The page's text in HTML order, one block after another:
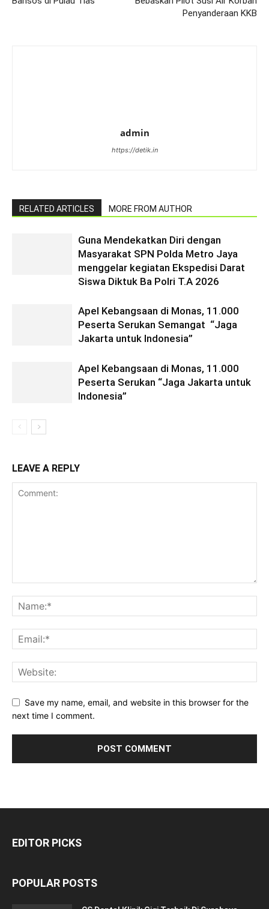
Penyanderaan KKB
admin
https://detik.in
RELATED ARTICLES MORE FROM AUTHOR
Guna Mendekatkan Diri dengan
Masyarakat SPN Polda Metro Jaya
menggelar kegiatan Ekspedisi Darat
Siswa Diktuk Ba Polri T.A 2026
Apel Kebangsaan di Monas, 11.000
Peserta Serukan Semangat “Jaga
Jakarta untuk Indonesia”
Apel Kebangsaan di Monas, 11.000
Peserta Serukan “Jaga Jakarta untuk
Indonesia”
LEAVE A REPLY
Save my name, email, and website in this browser for the
next time I comment.
EDITOR PICKS
POPULAR POSTS